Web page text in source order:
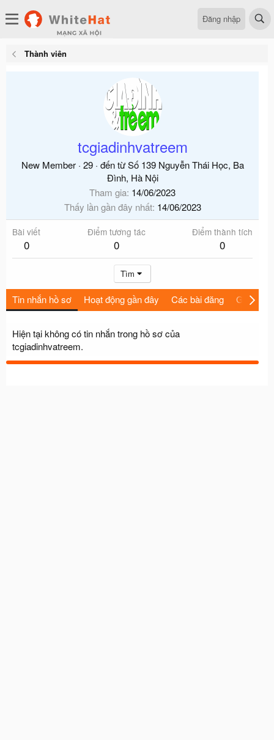
Đăng nhập
Thành viên
tcgiadinhvatreem
New Member · 29 · đến từ Số 139 Nguyễn Thái Học, Ba
Đình, Hà Nội
Tham gia 14/06/2023
Thấy lần gần đây nhất 14/06/2023
Bài viết
0
Điểm tương tác
0
Điểm thành tích
0
Tìm
Tin nhắn hồ sơ Hoạt động gần đây Các bài đăng Giới thiệu
Hiện tại không có tin nhắn trong hồ sơ của
tcgiadinhvatreem.